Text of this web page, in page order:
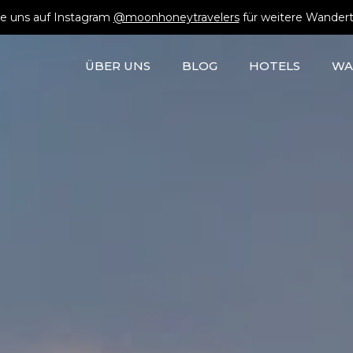
uns auf Instagram @moonhoneytravelersfür weitere
ÜBER UNS BLOG HOTELS